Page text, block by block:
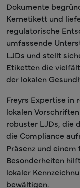
Dokumente
Kernetikett und
regulatorische
umfassende
LJDs und stellt
Etiketten die
der lokalen
Freyrs Expertise in
lokalen
robuster LJDs, die
die Compliance
Präsenz und
Besonderheiten
lokaler
bewältigen.